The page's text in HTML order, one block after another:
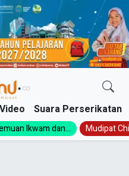
Video Suara Perserikatan
Ikwam dan... Mudipat